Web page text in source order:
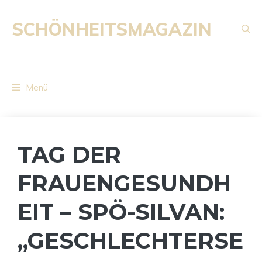
Inhalt
springen
SCHÖNHEITSMAGAZIN
Menü
TAG DER
FRAUENGESUNDH
EIT – SPÖ-SILVAN:
„GESCHLECHTERSE